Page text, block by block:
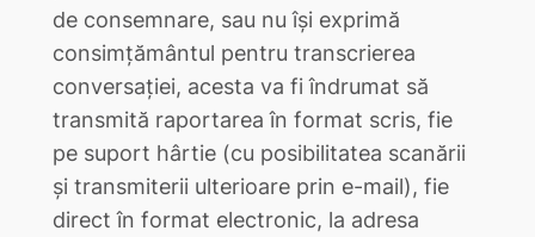
de consemnare, sau nu își exprimă
consimțământul pentru transcrierea
conversației, acesta va fi îndrumat să
transmită raportarea în format scris, fie
pe suport hârtie (cu posibilitatea scanării
și transmiterii ulterioare prin e-mail), fie
direct în format electronic, la adresa